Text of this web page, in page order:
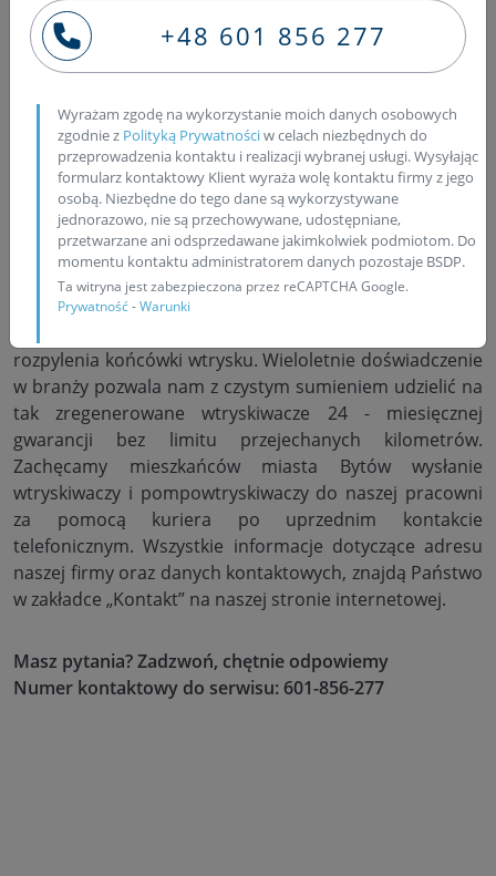
Wszystkie uszczelnienia wymieniamy na fabrycznie
nowe, co gwarantuje wysoką szczelność wtryskiwacza.
Nasza pracownia oferuje trzecią fazę regeneracji
wtryskiwacza. Wszystkie wtryskiwacze oraz
pompowtryski składane są według technologii
producenta danego wtryskiwacza, wyłącznie na
oryginalnych częściach. Nasi specjaliści pomiary oraz
regulacje przeprowadzają na nowoczesnych i
profesjonalnych maszynach EPS 200A, EPS 708 oraz EPS
815 Cambox. Po wykonanym pomiarze dawki,
wtryskiwacz trafia na urządzenie Zapp Diesel Tech lub
rozpylenia końcówki wtrysku. Wieloletnie doświadczenie
w branży pozwala nam z czystym sumieniem udzielić na
tak zregenerowane wtryskiwacze 24 - miesięcznej
gwarancji bez limitu przejechanych kilometrów.
Zachęcamy mieszkańców miasta Bytów wysłanie
wtryskiwaczy i pompowtryskiwaczy do naszej pracowni
za pomocą kuriera po uprzednim kontakcie
telefonicznym. Wszystkie informacje dotyczące adresu
naszej firmy oraz danych kontaktowych, znajdą Państwo
w zakładce „Kontakt” na naszej stronie internetowej.
Masz pytania? Zadzwoń, chętnie odpowiemy
Numer kontaktowy do serwisu: 601-856-277
+48 601 856 277
Wyrażam zgodę na wykorzystanie moich danych osobowych
zgodnie z Polityką Prywatnościw celach niezbędnych do
przeprowadzenia kontaktu i realizacji wybranej usługi. Wysyłając
formularz kontaktowy Klient wyraża wolę kontaktu firmy z jego
osobą. Niezbędne do tego dane są wykorzystywane
jednorazowo, nie są przechowywane, udostępniane,
przetwarzane ani odsprzedawane jakimkolwiek podmiotom. Do
momentu kontaktu administratorem danych pozostaje BSDP.
Ta witryna jest zabezpieczona przez reCAPTCHA Google.
Prywatność-Warunki